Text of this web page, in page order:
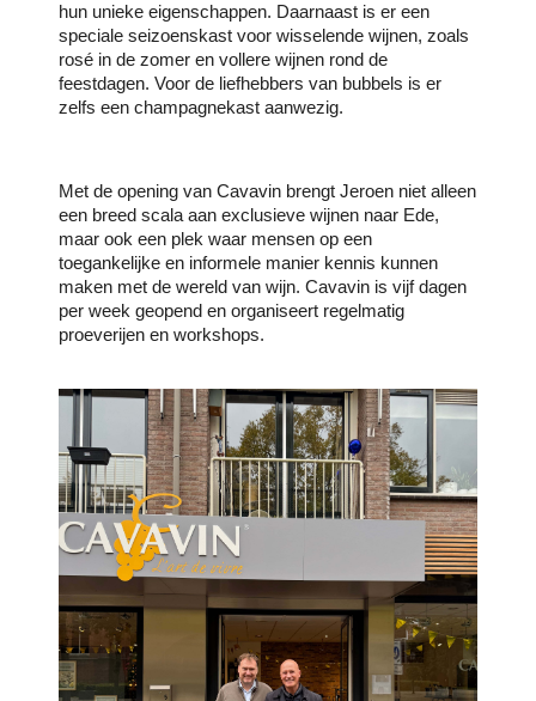
hun unieke eigenschappen. Daarnaast is er een
speciale seizoenskast voor wisselende wijnen, zoals
rosé in de zomer en vollere wijnen rond de
feestdagen. Voor de liefhebbers van bubbels is er
zelfs een champagnekast aanwezig.
Met de opening van Cavavin brengt Jeroen niet alleen
een breed scala aan exclusieve wijnen naar Ede,
maar ook een plek waar mensen op een
toegankelijke en informele manier kennis kunnen
maken met de wereld van wijn. Cavavin is vijf dagen
per week geopend en organiseert regelmatig
proeverijen en workshops.